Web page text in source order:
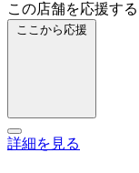
この店舗を応援する
ここから応援
詳細を見る